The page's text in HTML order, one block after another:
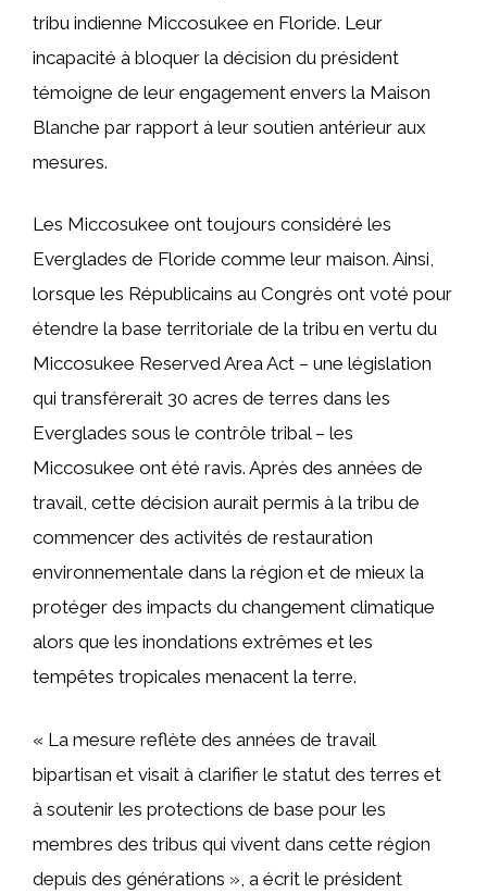
tribu indienne Miccosukee en Floride. Leur
incapacité à bloquer la décision du président
témoigne de leur engagement envers la Maison
Blanche par rapport à leur soutien antérieur aux
mesures.
Les Miccosukee ont toujours considéré les
Everglades de Floride comme leur maison. Ainsi,
lorsque les Républicains au Congrès ont voté pour
étendre la base territoriale de la tribu en vertu du
Miccosukee Reserved Area Act – une législation
qui transférerait 30 acres de terres dans les
Everglades sous le contrôle tribal – les
Miccosukee ont été ravis. Après des années de
travail, cette décision aurait permis à la tribu de
commencer des activités de restauration
environnementale dans la région et de mieux la
protéger des impacts du changement climatique
alors que les inondations extrêmes et les
tempêtes tropicales menacent la terre.
« La mesure reflète des années de travail
bipartisan et visait à clarifier le statut des terres et
à soutenir les protections de base pour les
membres des tribus qui vivent dans cette région
depuis des générations », a écrit le président